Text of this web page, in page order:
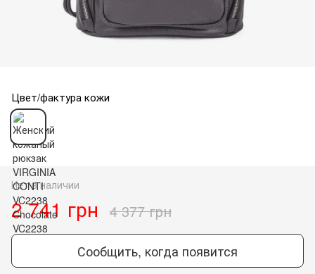
Цвет/фактура кожи
Нет в наличии
2 741 грн 4 377 грн
Сообщить, когда появится